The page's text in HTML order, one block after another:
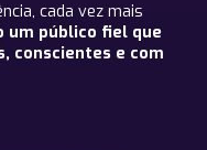
cada vez mais
um público fiel que
conscientes e com